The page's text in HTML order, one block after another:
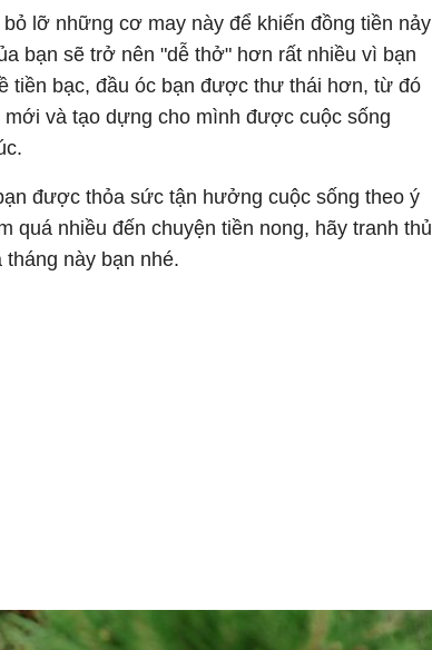
lỡ những cơ may này để khiến đồng tiền nảy
bạn sẽ trở nên "dễ thở" hơn rất nhiều vì bạn
tiền bạc, đầu óc bạn được thư thái hơn, từ đó
và tạo dựng cho mình được cuộc sống
được thỏa sức tận hưởng cuộc sống theo ý
quá nhiều đến chuyện tiền nong, hãy tranh thủ
này bạn nhé.